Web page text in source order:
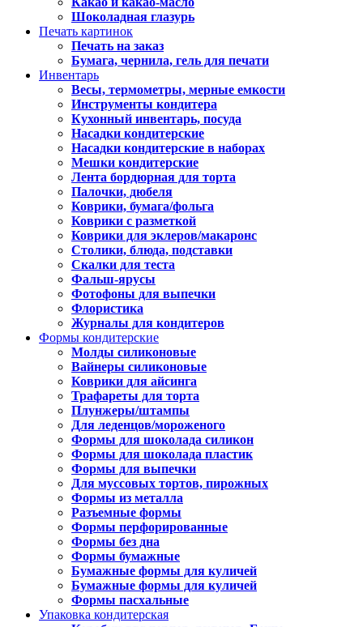
Шоколадная глазурь
Печать картинок
Печать на заказ
Бумага, чернила, гель для печати
Инвентарь
Весы, термометры, мерные емкости
Инструменты кондитера
Кухонный инвентарь, посуда
Насадки кондитерские
Насадки кондитерские в наборах
Мешки кондитерские
Лента бордюрная для торта
Палочки, дюбеля
Коврики, бумага/фольга
Коврики с разметкой
Коврики для эклеров/макаронс
Столики, блюда, подставки
Скалки для теста
Фальш-ярусы
Фотофоны для выпечки
Флористика
Журналы для кондитеров
Формы кондитерские
Молды силиконовые
Вайнеры силиконовые
Коврики для айсинга
Трафареты для торта
Плунжеры/штампы
Для леденцов/мороженого
Формы для шоколада силикон
Формы для шоколада пластик
Формы для выпечки
Для муссовых тортов, пирожных
Формы из металла
Разъемные формы
Формы перфорированные
Формы без дна
Формы бумажные
Бумажные формы для куличей
Бумажные формы для куличей
Формы пасхальные
Упаковка кондитерская